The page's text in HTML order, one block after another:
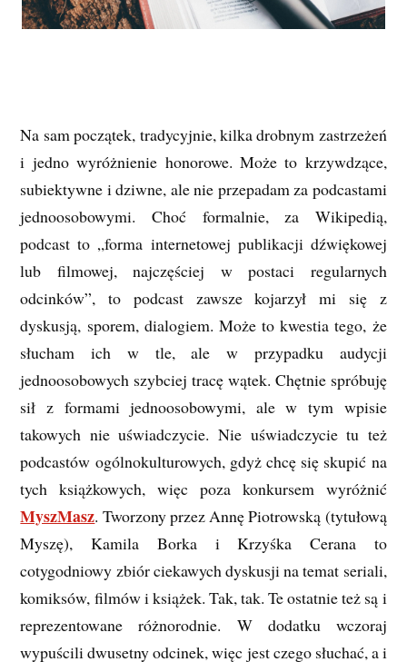
Na sam początek, tradycyjnie, kilka drobnym zastrzeżeń
i jedno wyróżnienie honorowe. Może to krzywdzące,
subiektywne i dziwne, ale nie przepadam za podcastami
jednoosobowymi. Choć formalnie, za Wikipedią,
podcast to „forma internetowej publikacji dźwiękowej
lub filmowej, najczęściej w postaci regularnych
odcinków”, to podcast zawsze kojarzył mi się z
dyskusją, sporem, dialogiem. Może to kwestia tego, że
słucham ich w tle, ale w przypadku audycji
jednoosobowych szybciej tracę wątek. Chętnie spróbuję
sił z formami jednoosobowymi, ale w tym wpisie
takowych nie uświadczycie. Nie uświadczycie tu też
podcastów ogólnokulturowych, gdyż chcę się skupić na
tych książkowych, więc poza konkursem wyróżnić
MyszMasz. Tworzony przez Annę Piotrowską (tytułową
Myszę), Kamila Borka i Krzyśka Cerana to
cotygodniowy zbiór ciekawych dyskusji na temat seriali,
komiksów, filmów i książek. Tak, tak. Te ostatnie też są i
reprezentowane różnorodnie. W dodatku wczoraj
wypuścili dwusetny odcinek, więc jest czego słuchać, a i